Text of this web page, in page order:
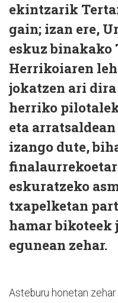
ekintzarik
gain; izan ere,
eskuz binakako
Herrikoiaren
jokatzen ari
herriko
eta
izango dute,
eskuratzeko
txapelketan
hamar bikoteek
egunean zehar.
Asteburu honetan